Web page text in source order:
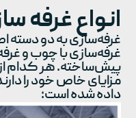
انواع غرفه
غرفه‌سازی به دو
غرفه‌سازی با چوب و
پیش‌ساخته. هر کدام
مزایای خاص خود را
داده شده است: